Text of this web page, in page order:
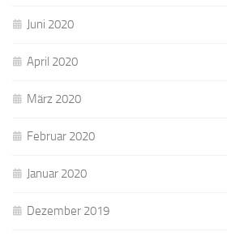
Juni 2020
April 2020
März 2020
Februar 2020
Januar 2020
Dezember 2019